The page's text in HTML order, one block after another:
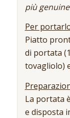
più genuine
Per
Piatto
di portata
tovagliolo)
La portata
e disposta